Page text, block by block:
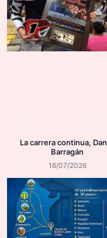
La carrera continua,
Barragán
16/07/2026